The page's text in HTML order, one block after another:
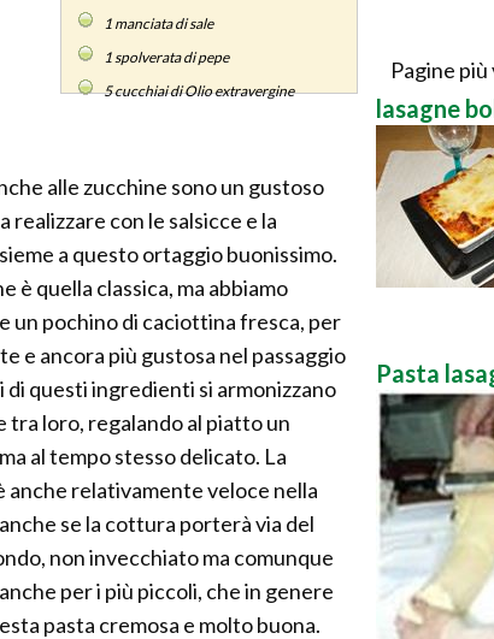
1manciata di sale
1spolverata di pepe
5cucchiai di Olio extravergine
alle zucchine sono un gustoso
realizzare con le salsicce e la
a questo ortaggio buonissimo.
è quella classica, ma abbiamo
un pochino di caciottina fresca, per
e ancora più gustosa nel passaggio
di questi ingredienti si armonizzano
loro, regalando al piatto un
al tempo stesso delicato. La
anche relativamente veloce nella
se la cottura porterà via del
non invecchiato ma comunque
per i più piccoli, che in genere
pasta cremosa e molto buona.
Pagine
lasagne
Pasta